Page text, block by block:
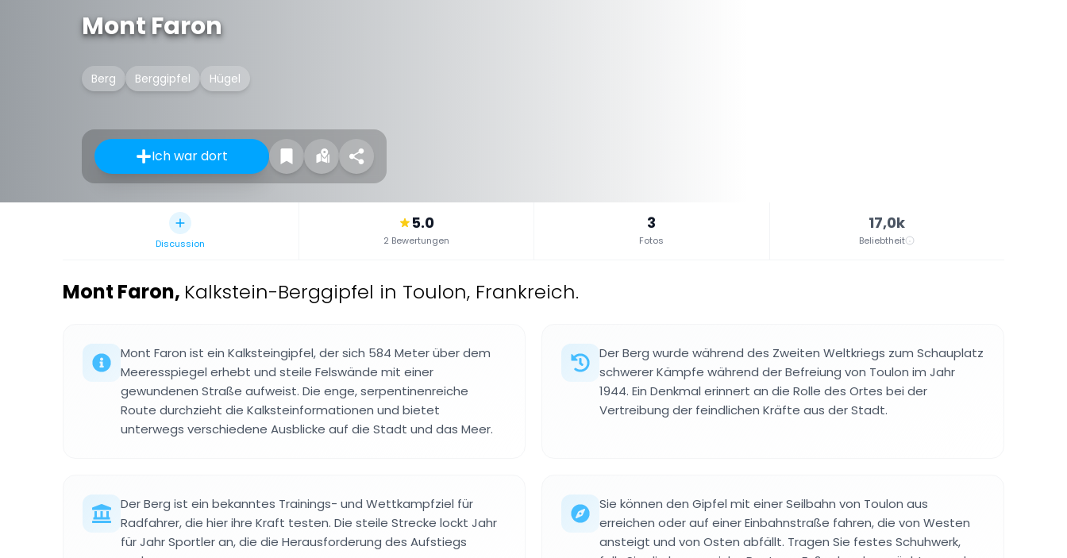
Mont Faron
Berg Berggipfel Hügel
Ich war dort
Discussion
5.0
2 Bewertungen
3
Fotos
17,0k
Beliebtheit
Mont Faron, Kalkstein-Berggipfel in Toulon, Frankreich.
Mont Faron ist ein Kalksteingipfel, der sich 584 Meter über dem
Meeresspiegel erhebt und steile Felswände mit einer
gewundenen Straße aufweist. Die enge, serpentinenreiche
Route durchzieht die Kalksteinformationen und bietet
unterwegs verschiedene Ausblicke auf die Stadt und das Meer.
Der Berg wurde während des Zweiten Weltkriegs zum Schauplatz
schwerer Kämpfe während der Befreiung von Toulon im Jahr
1944. Ein Denkmal erinnert an die Rolle des Ortes bei der
Vertreibung der feindlichen Kräfte aus der Stadt.
Der Berg ist ein bekanntes Trainings- und Wettkampfziel für
Radfahrer, die hier ihre Kraft testen. Die steile Strecke lockt Jahr
für Jahr Sportler an, die die Herausforderung des Aufstiegs
Sie können den Gipfel mit einer Seilbahn von Toulon aus
erreichen oder auf einer Einbahnstraße fahren, die von Westen
ansteigt und von Osten abfällt. Tragen Sie festes Schuhwerk,